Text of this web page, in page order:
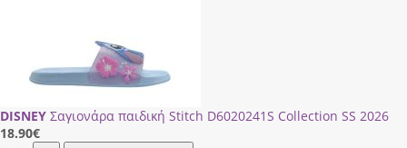
DISNEY Σαγιονάρα παιδική Stitch D6020241S Collection SS 2026
18.90€